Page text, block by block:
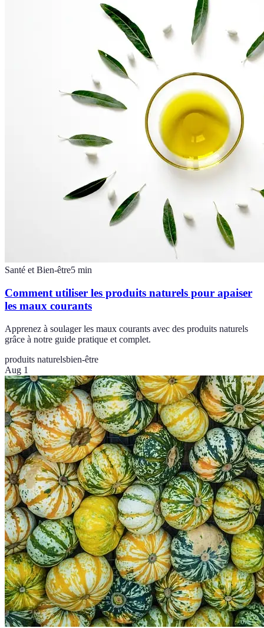
Santé et Bien-être5 min
Comment utiliser les produits naturels pour apaiser
les maux courants
Apprenez à soulager les maux courants avec des produits naturels
grâce à notre guide pratique et complet.
produits naturelsbien-être
Aug 1